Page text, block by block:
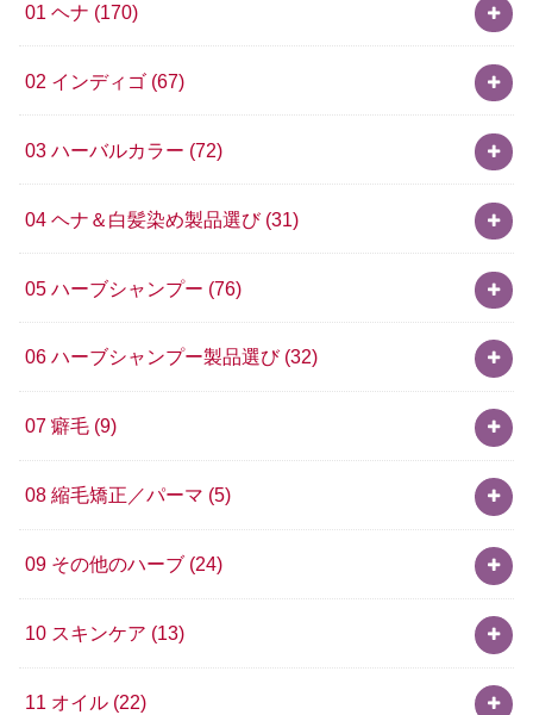
01 ヘナ (170)
02 インディゴ (67)
03 ハーバルカラー (72)
04 ヘナ＆白髪染め製品選び (31)
05 ハーブシャンプー (76)
06 ハーブシャンプー製品選び (32)
07 癖毛 (9)
08 縮毛矯正／パーマ (5)
09 その他のハーブ (24)
10 スキンケア (13)
11 オイル (22)